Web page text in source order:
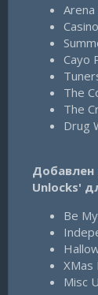
Arena
Cayo
The
The
Drug
Добавлен
Unlocks'
Be
XMas
Misc